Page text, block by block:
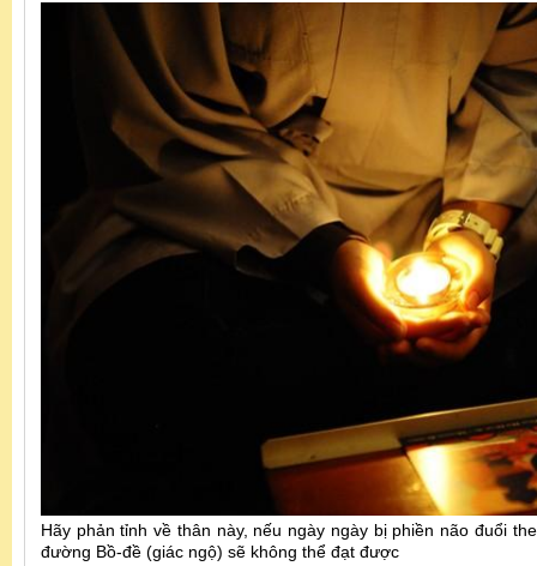
Hãy phản tỉnh về thân này, nếu ngày ngày bị phiền não đuổi
đường Bồ-đề (giác ngộ) sẽ không thể đạt được